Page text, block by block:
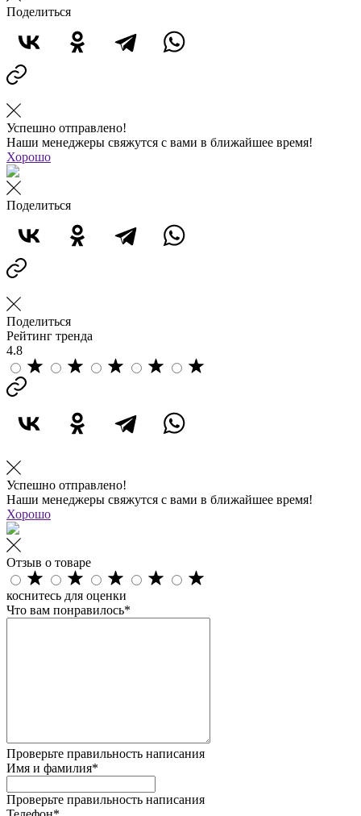
Поделиться
Успешно отправлено!
Наши менеджеры свяжутся с вами в ближайшее время!
Хорошо
Поделиться
Поделиться
Рейтинг тренда
4.8
Успешно отправлено!
Наши менеджеры свяжутся с вами в ближайшее время!
Хорошо
Отзыв о товаре
коснитесь для оценки
Что вам понравилось*
Проверьте правильность написания
Имя и фамилия*
Проверьте правильность написания